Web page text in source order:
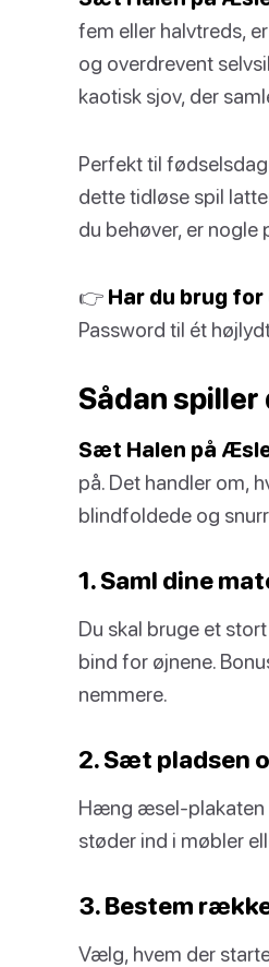
fem eller halvtreds,
og overdrevent
kaotisk sjov, der
Perfekt til
dette tidløse spil
du behøver, er
👉 Har du brug
Password til ét
Sådan
Sæt Halen på
på. Det handler om,
blindfoldede og
1. Saml dine
Du skal bruge et
bind for øjnene.
nemmere.
2. Sæt pladsen
Hæng æsel-plakaten
støder ind i møbler
3. Bestem
Vælg, hvem der